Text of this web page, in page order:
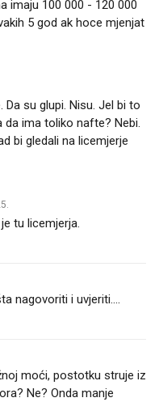
imaju 100 000 - 120 000
5 god ak hoce mjenjat
su glupi. Nisu. Jel bi to
da ima toliko nafte? Nebi.
bi gledali na licemjerje
tu licemjerja.
nagovoriti i uvjeriti....
moći, postotku struje iz
Ne? Onda manje